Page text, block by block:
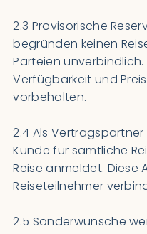
2.3 Provisorische
begründen keinen
Parteien
Verfügbarkeit und
vorbehalten.
2.4 Als
Kunde für sämtliche
Reise anmeldet. Diese
Reiseteilnehmer
2.5 Sonderwünsche